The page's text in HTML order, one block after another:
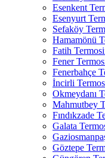
Esenkent
Esenyurt
Sefaköy
Hamamönü
Fatih
Fener
Fenerbahçe
İncirli
Okmeydanı
Mahmutbey
Fındıkzade
Galata
Göztepe